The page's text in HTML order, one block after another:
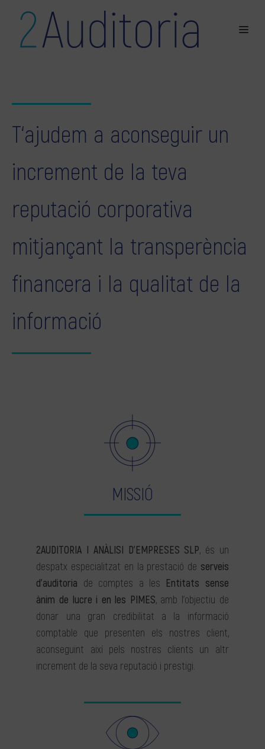
T‘ajudem a aconseguir un
increment de la teva
reputació corporativa
mitjançant la transperència
financera i la qualitat de la
informació
MISSIÓ
2AUDITORIA I ANÀLISI D’EMPRESES SLP, és un
despatx especialitzat en la prestació de serveis
d’auditoria de comptes a les Entitats sense
ànim de lucre i en les PIMES, amb l’objectiu de
donar una gran credibilitat a la informació
comptable que presenten els nostres client,
aconseguint així pels nostres clients un altr
increment de la seva reputació i prestigi.